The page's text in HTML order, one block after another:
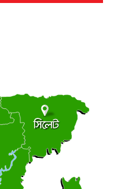
চড়-কাণ্ড
নেতৃত্বাধীন ১১ দলের
শিবির
মৃদু ধাক্কাধাক্কি